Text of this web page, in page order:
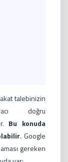
talebinizin
doğru
Bu konuda
. Google
gereken